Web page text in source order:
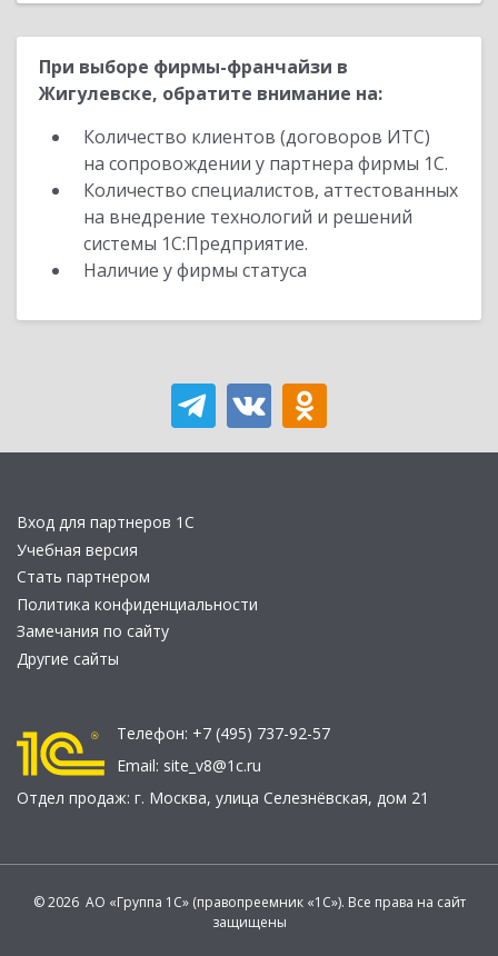
При выборе фирмы-франчайзи в
Жигулевске, обратите внимание на:
Количество клиентов (договоров ИТС)
на сопровождении у партнера фирмы 1С.
Количество специалистов, аттестованных
на внедрение технологий и решений
системы 1С:Предприятие.
Наличие у фирмы статуса
Вход для партнеров 1С
Учебная версия
Стать партнером
Политика конфиденциальности
Замечания по сайту
Другие сайты
Телефон: +7 (495) 737-92-57
Email: site_v8@1c.ru
Отдел продаж: г. Москва, улица Селезнёвская, дом 21
© 2026 АО «Группа 1С» (правопреемник «1С»). Все права на сайт
защищены